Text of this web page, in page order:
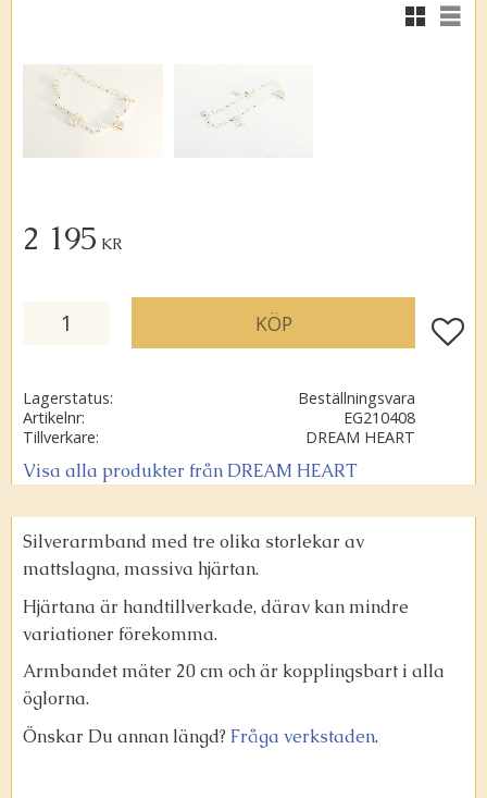
Rutnätsvy
2 195 KR
KÖP Lägg
Lagerstatus
Beställningsvara
Artikelnr
EG210408
Tillverkare
DREAM HEART
Visa alla produkter från DREAM HEART
Silverarmband med tre olika storlekar av
mattslagna, massiva hjärtan.
Hjärtana är handtillverkade, därav kan mindre
variationer förekomma.
Armbandet mäter 20 cm och är kopplingsbart i alla
öglorna.
Önskar Du annan längd? Fråga verkstaden.